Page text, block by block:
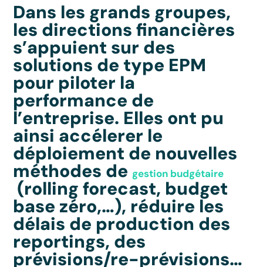
Dans les grands groupes,
les directions financières
s’appuient sur des
solutions de type EPM
pour piloter la
performance de
l’entreprise. Elles ont pu
ainsi accélerer le
déploiement de nouvelles
méthodes de gestion budgétaire
(rolling forecast, budget
base zéro,…), réduire les
délais de production des
reportings, des
prévisions/re-prévisions…